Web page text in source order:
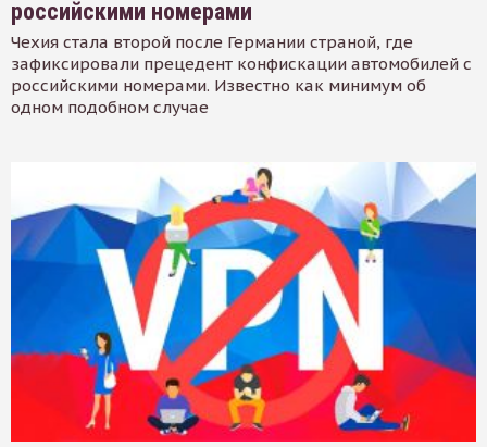
российскими номерами
Чехия стала второй после Германии страной, где
зафиксировали прецедент конфискации автомобилей с
российскими номерами. Известно как минимум об
одном подобном случае